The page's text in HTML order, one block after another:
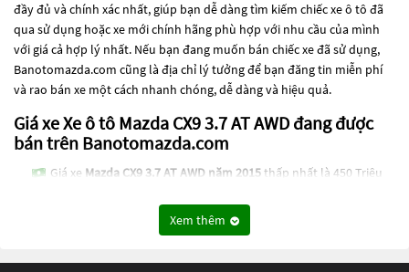
đầy đủ và chính xác nhất, giúp bạn dễ dàng tìm kiếm chiếc xe ô tô đã
qua sử dụng hoặc xe mới chính hãng phù hợp với nhu cầu của mình
với giá cả hợp lý nhất. Nếu bạn đang muốn bán chiếc xe đã sử dụng,
Banotomazda.com cũng là địa chỉ lý tưởng để bạn đăng tin miễn phí
và rao bán xe một cách nhanh chóng, dễ dàng và hiệu quả.
Giá xe Xe ô tô Mazda CX9 3.7 AT AWD đang được
bán trên Banotomazda.com
Giá xe Mazda CX9 3.7 AT AWD năm 2015thấp nhất là 450 Triệu
Xe ô tô Mazda CX9 3.7 AT AWDđang trở thành một lựa chọn
phổ biến cho những người đang tìm kiếm chiếc xe đáng tin cậy. Và để
thành sự lựa chọn phổ biến. Các dòngXe ô tô Mazda CX9 3.7 AT AWD
Xem thêm